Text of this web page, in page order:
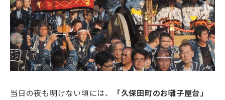
当日の夜も明けない頃には、
「久保田町のお囃子屋台」